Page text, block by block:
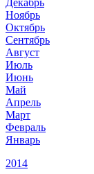
Декабрь
Ноябрь
Октябрь
Сентябрь
Август
Июль
Июнь
Май
Апрель
Март
Февраль
Январь
2014